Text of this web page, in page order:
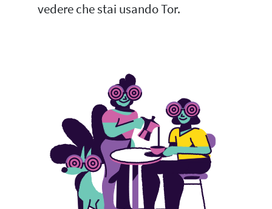
vedere che stai usando Tor.